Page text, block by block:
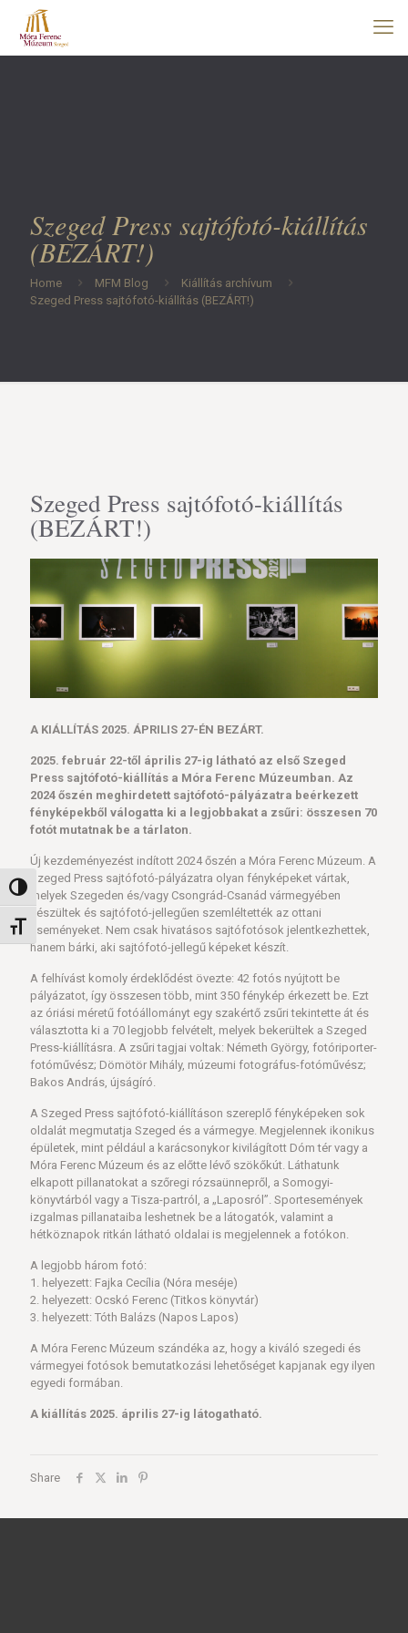
Nagy kontraszt váltása
Betűméret váltása
Szeged Press sajtófotó-kiállítás
(BEZÁRT!)
Home MFM Blog
Kiállítás archívum
Szeged Press sajtófotó-kiállítás (BEZÁRT!)
Szeged Press sajtófotó-kiállítás
(BEZÁRT!)
A KIÁLLÍTÁS 2025. ÁPRILIS 27-ÉN BEZÁRT.
2025. február 22-től április 27-ig látható az első Szeged
Press sajtófotó-kiállítás a Móra Ferenc Múzeumban. Az
2024 őszén meghirdetett sajtófotó-pályázatra beérkezett
fényképekből válogatta ki a legjobbakat a zsűri: összesen 70
fotót mutatnak be a tárlaton.
Új kezdeményezést indított 2024 őszén a Móra Ferenc Múzeum. A
Szeged Press sajtófotó-pályázatra olyan fényképeket vártak,
melyek Szegeden és/vagy Csongrád-Csanád vármegyében
készültek és sajtófotó-jellegűen szemléltették az ottani
eseményeket. Nem csak hivatásos sajtófotósok jelentkezhettek,
hanem bárki, aki sajtófotó-jellegű képeket készít.
A felhívást komoly érdeklődést övezte: 42 fotós nyújtott be
pályázatot, így összesen több, mint 350 fénykép érkezett be. Ezt
az óriási méretű fotóállományt egy szakértő zsűri tekintette át és
választotta ki a 70 legjobb felvételt, melyek bekerültek a Szeged
Press-kiállításra. A zsűri tagjai voltak: Németh György, fotóriporter-
fotóművész; Dömötör Mihály, múzeumi fotográfus-fotóművész;
Bakos András, újságíró.
A Szeged Press sajtófotó-kiállításon szereplő fényképeken sok
oldalát megmutatja Szeged és a vármegye. Megjelennek ikonikus
épületek, mint például a karácsonykor kivilágított Dóm tér vagy a
Móra Ferenc Múzeum és az előtte lévő szökőkút. Láthatunk
elkapott pillanatokat a szőregi rózsaünnepről, a Somogyi-
könyvtárból vagy a Tisza-partról, a „Laposról”. Sportesemények
izgalmas pillanataiba leshetnek be a látogatók, valamint a
hétköznapok ritkán látható oldalai is megjelennek a fotókon.
A legjobb három fotó:
1. helyezett: Fajka Cecília (Nóra meséje)
2. helyezett: Ocskó Ferenc (Titkos könyvtár)
3. helyezett: Tóth Balázs (Napos Lapos)
A Móra Ferenc Múzeum szándéka az, hogy a kiváló szegedi és
vármegyei fotósok bemutatkozási lehetőséget kapjanak egy ilyen
egyedi formában.
A kiállítás 2025. április 27-ig látogatható.
Share